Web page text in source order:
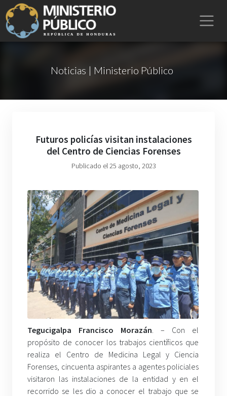
Noticias | Ministerio Público
Futuros policías visitan instalaciones
del Centro de Ciencias Forenses
Publicado el 25 agosto, 2023
Tegucigalpa Francisco Morazán. – Con el
propósito de conocer los trabajos científicos que
realiza el Centro de Medicina Legal y Ciencia
Forenses, cincuenta aspirantes a agentes policiales
visitaron las instalaciones de la entidad y en el
recorrido se les dio a conocer el trabajo que se